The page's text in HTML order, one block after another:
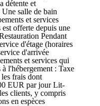
détente et
salle de bain
et services
offerte depuis une
Pendant
d'étage (horaires
d'arrivée
et services qui
l'hébergement : Taxe
frais dont
EUR par jour Lit-
clients, y compris
en espèces